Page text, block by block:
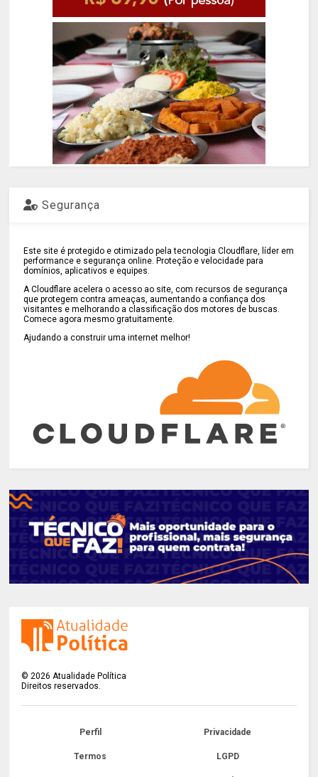
Segurança
Este site é protegido e otimizado pela tecnologia Cloudflare, líder em
performance e segurança online. Proteção e velocidade para
domínios, aplicativos e equipes.
A Cloudflare acelera o acesso ao site, com recursos de segurança
que protegem contra ameaças, aumentando a confiança dos
visitantes e melhorando a classificação dos motores de buscas.
Comece agora mesmo gratuitamente.
Ajudando a construir uma internet melhor!
©2026 Atualidade Política
Direitos reservados.
Perfil Privacidade
Termos LGPD